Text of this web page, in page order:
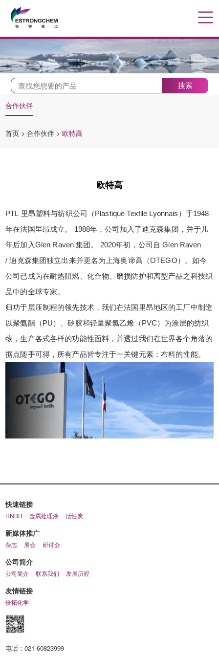
搜索
合作伙伴
首页 > 合作伙伴 > 欧特高
欧特高
PTL 里昂塑料与纺织公司（Plastique Textile Lyonnais ）于1948
年在法国里昂成立。
1988年，公司加入了迪克森集团，并于几
年后加入Glen Raven集团。 2020年初，公司自 Glen Raven
/迪克森集团独立出来并更名为上海奥谛高（OTEGO）。如今
公司已成为在耐热阻燃、化合物、磨损防护和离型产品之科技织
品中的全球专家。
归功于层压制程的领先技术，我们在法国里昂地区的工厂中制造
以聚氨酯（PU）、矽胶和轻量聚氯乙烯（PVC）为涂层的纺织
物，生产各式各样的功能性面料，并透过我们在世界各个角落的
据点随手可得，所有产品皆专注于一关键元素：布料的性能。
快速链接
HNBR 金属处理液 活性炭
新媒体推广
杂志 展会 研讨会
公司简介
公司简介 联系我们 发展历程
友情链接
倍拓化学
电话：021-60823999